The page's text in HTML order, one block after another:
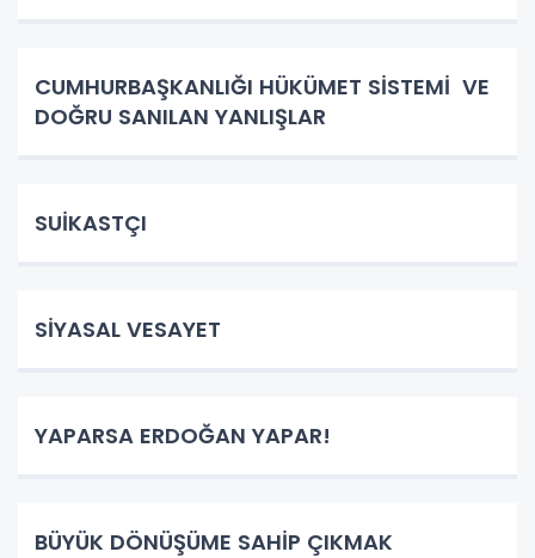
CUMHURBAŞKANLIĞI HÜKÜMET SİSTEMİ VE
DOĞRU SANILAN YANLIŞLAR
SUİKASTÇI
SİYASAL VESAYET
YAPARSA ERDOĞAN YAPAR!
BÜYÜK DÖNÜŞÜME SAHİP ÇIKMAK